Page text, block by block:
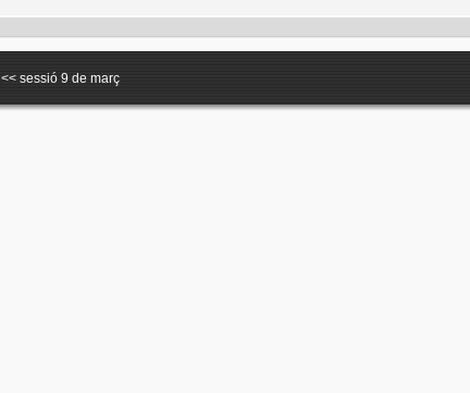
<< sessió 9 de març